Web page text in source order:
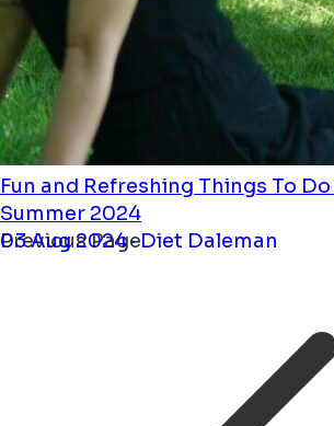
Fun and Refreshing Things To
Summer 2024
03 Aug 2024 · Diet Daleman
Previous Page